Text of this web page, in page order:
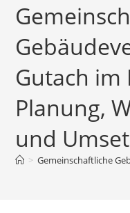
Gutach im
Planung,
und
> Gemeinschaftliche